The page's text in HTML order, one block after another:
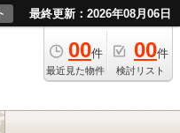
最終更新：2026年08月06日
00件
最近見た物件
00件
検討リスト